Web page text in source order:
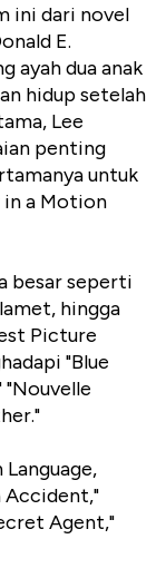
ini dari novel
E.
ayah dua anak
hidup setelah
Lee
penting
untuk
in a Motion
besar seperti
hingga
Picture
"Blue
"Nouvelle
Accident,"
Agent,"